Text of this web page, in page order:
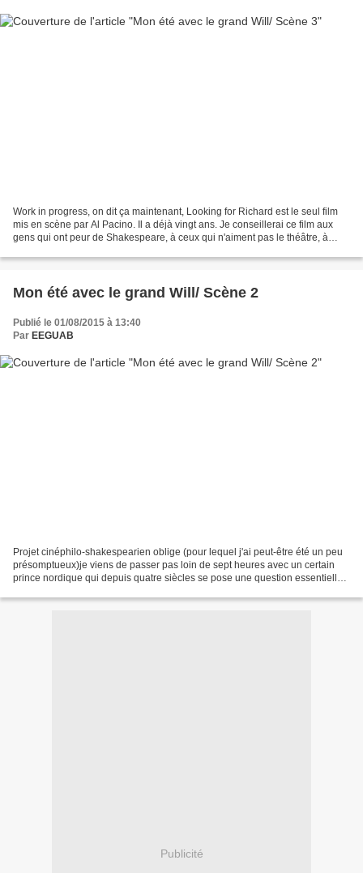
Work in progress, on dit ça maintenant, Looking for Richard est le seul film
mis en scène par Al Pacino. Il a déjà vingt ans. Je conseillerai ce film aux
gens qui ont peur de Shakespeare, à ceux qui n'aiment pas le théâtre, à
Mon été avec le grand Will/ Scène 2
Publié le 01/08/2015 à 13:40
Par EEGUAB
Projet cinéphilo-shakespearien oblige (pour lequel j'ai peut-être été un peu
présomptueux)je viens de passer pas loin de sept heures avec un certain
prince nordique qui depuis quatre siècles se pose une question essentielle,
Publicité